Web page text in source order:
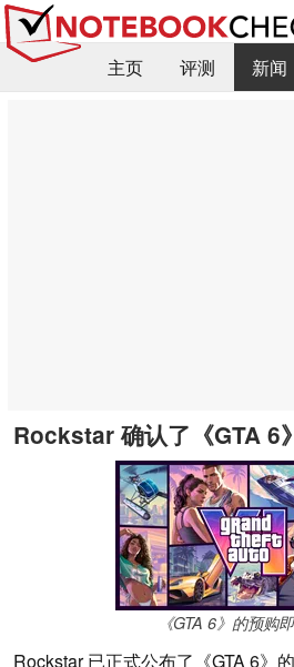
主页 评测
新闻
Rockstar 确认了《GTA 6
《GTA 6》的预购
Rockstar 已正式公布了《GTA 6》